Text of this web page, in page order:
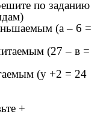
по заданию
(а – 6 =
(27 – в =
(у +2 = 24
+